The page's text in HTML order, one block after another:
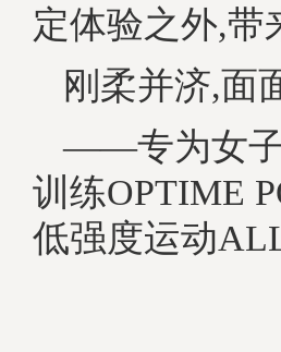
定体验之外,带
刚柔并济,面
——专为女子
训练OPTIME
低强度运动